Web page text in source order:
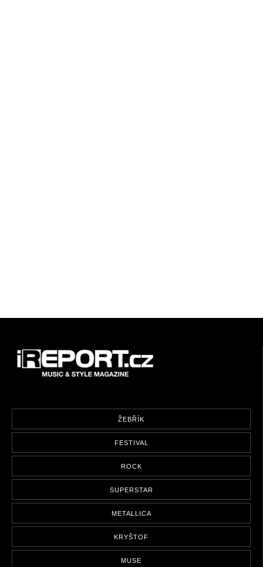
ŽEBŘÍK
FESTIVAL
ROCK
SUPERSTAR
METALLICA
KRYŠTOF
MUSE